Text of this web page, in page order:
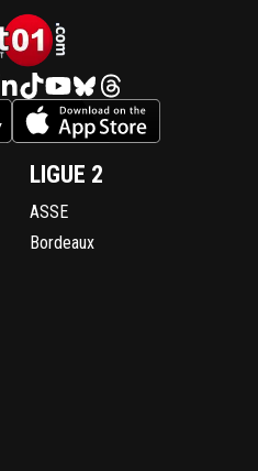
LIGUE 2
ASSE
Bordeaux